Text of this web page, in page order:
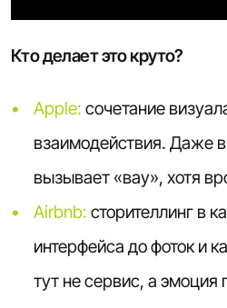
Кто делает это круто?
Apple: сочетание
взаимодействия. Даже
вызывает «вау», хотя
Airbnb: сторителлинг в
интерфейса до фоток и
тут не сервис, а эмоция